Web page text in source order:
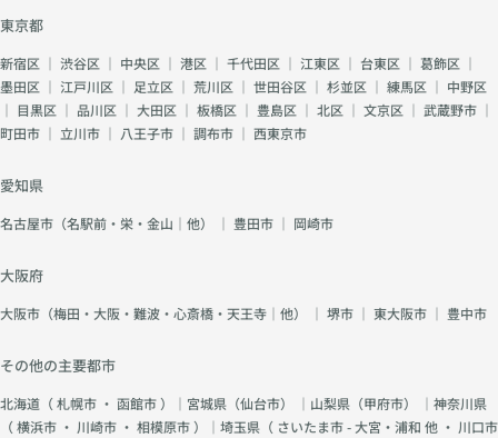
東京都
新宿区 ｜ 渋谷区 ｜ 中央区 ｜ 港区 ｜ 千代田区 ｜ 江東区 ｜ 台東区 ｜ 葛飾区 ｜
墨田区 ｜ 江戸川区 ｜ 足立区 ｜ 荒川区 ｜ 世田谷区 ｜ 杉並区 ｜ 練馬区 ｜ 中野区
｜ 目黒区 ｜ 品川区 ｜ 大田区 ｜ 板橋区 ｜ 豊島区 ｜ 北区 ｜ 文京区 ｜ 武蔵野市 ｜
町田市 ｜ 立川市 ｜ 八王子市 ｜ 調布市 ｜ 西東京市
愛知県
名古屋市（名駅前・栄・金山｜他） ｜ 豊田市 ｜ 岡崎市
大阪府
大阪市（梅田・大阪・難波・心斎橋・天王寺｜他） ｜ 堺市 ｜ 東大阪市 ｜ 豊中市
その他の主要都市
北海道（札幌市 ・ 函館市）｜宮城県（仙台市） ｜山梨県（甲府市） ｜神奈川県
（横浜市 ・ 川崎市 ・ 相模原市）｜埼玉県（ さいたま市 - 大宮・浦和 他 ・ 川口市